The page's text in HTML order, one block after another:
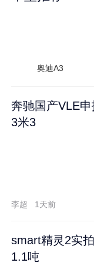
奥迪A3
奔驰国产VLE
3米3
李超 1天前
smart精灵2实
1.1吨